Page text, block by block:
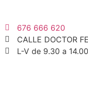
676 666 620
CALLE DOCTOR
L-V de 9.30 a